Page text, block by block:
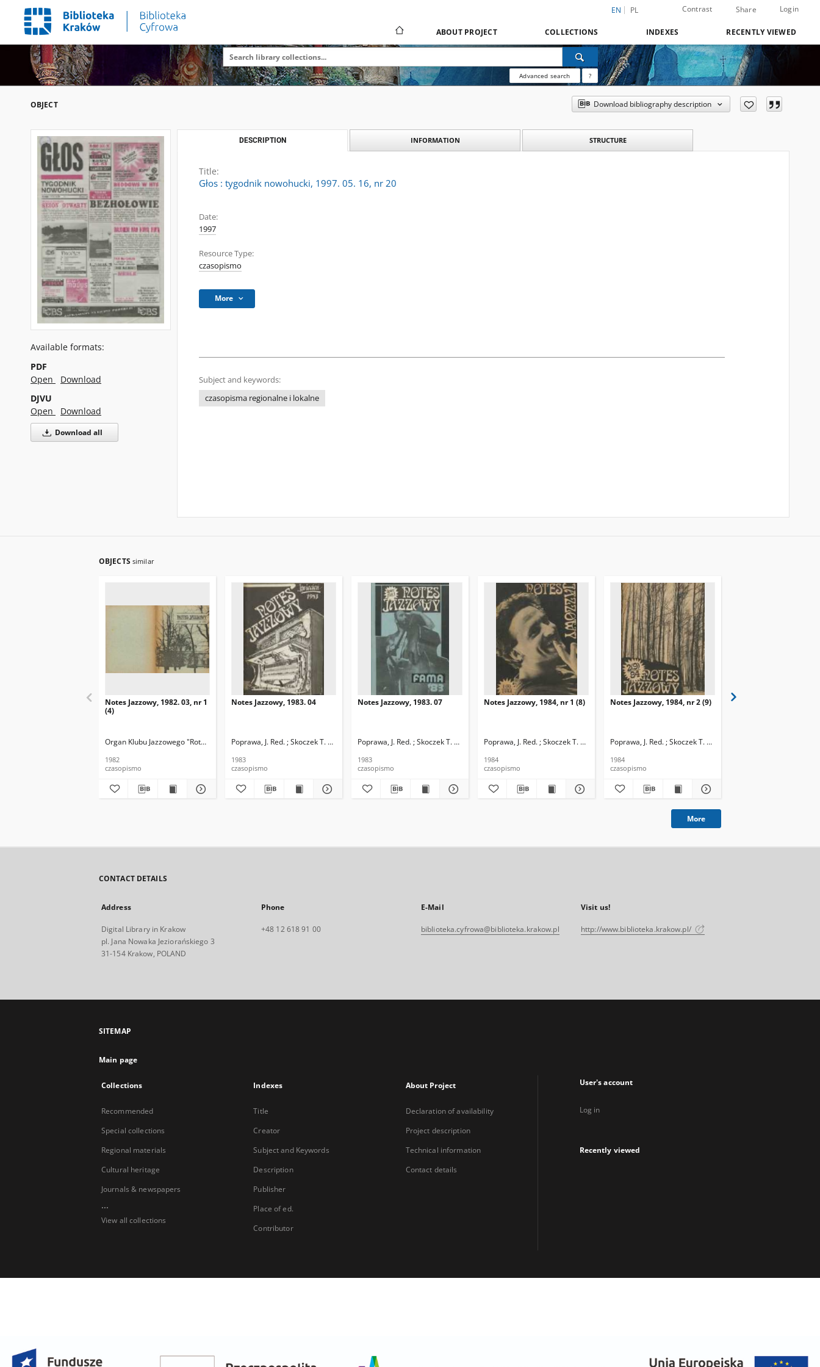
EN PL Contrast Share Login
ABOUT PROJECT COLLECTIONS INDEXES RECENTLY VIEWED
Advanced search ?
OBJECT Download bibliography description
Available formats:
PDF
Open
Download
DJVU
Open
Download
Download all
DESCRIPTION INFORMATION STRUCTURE
Title:
Głos : tygodnik nowohucki, 1997. 05. 16, nr 20
Date:
1997
Resource Type:
czasopismo
More
Subject and keywords:
czasopisma regionalne i lokalne
OBJECTS similar
Notes Jazzowy, 1982. 03, nr 1
(4)
Organ Klubu Jazzowego "Rotunda" Skoczek, T. Red.
1982
czasopismo
Notes Jazzowy, 1983. 04
Poprawa, J. Red. ; Skoczek T. Red.
1983
czasopismo
Notes Jazzowy, 1983. 07
Poprawa, J. Red. ; Skoczek T. Red.
1983
czasopismo
Notes Jazzowy, 1984, nr 1 (8)
Poprawa, J. Red. ; Skoczek T. Red.
1984
czasopismo
Notes Jazzowy, 1984, nr 2 (9)
Poprawa, J. Red. ; Skoczek T. Red.
1984
czasopismo
More
CONTACT DETAILS
Address
Digital Library in Krakow
pl. Jana Nowaka Jeziorańskiego 3
31-154 Krakow, POLAND
Phone
+48 12 618 91 00
E-Mail
biblioteka.cyfrowa@biblioteka.krakow.pl
Visit us!
http://www.biblioteka.krakow.pl/
SITEMAP
Main page
Collections
Recommended
Special collections
Regional materials
Cultural heritage
Journals & newspapers
...
View all collections
Indexes
Title
Creator
Subject and Keywords
Description
Publisher
Place of ed.
Contributor
About Project
Declaration of availability
Project description
Technical information
Contact details
User's account
Log in
Recently viewed